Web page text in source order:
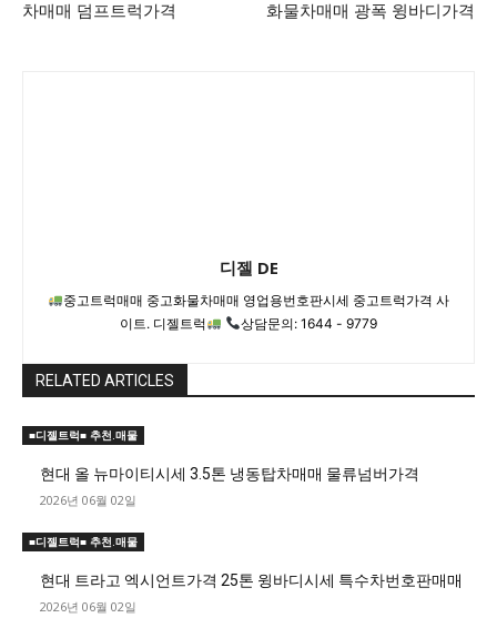
차매매 덤프트럭가격
화물차매매 광폭 윙바디가격
디젤 DE
중고트럭매매 중고화물차매매 영업용번호판시세 중고트럭가격 사
이트. 디젤트럭
상담문의: 1644 - 9779
RELATED ARTICLES
■디젤트럭■ 추천.매물
현대 올 뉴마이티시세 3.5톤 냉동탑차매매 물류넘버가격
2026년 06월 02일
■디젤트럭■ 추천.매물
현대 트라고 엑시언트가격 25톤 윙바디시세 특수차번호판매매
2026년 06월 02일